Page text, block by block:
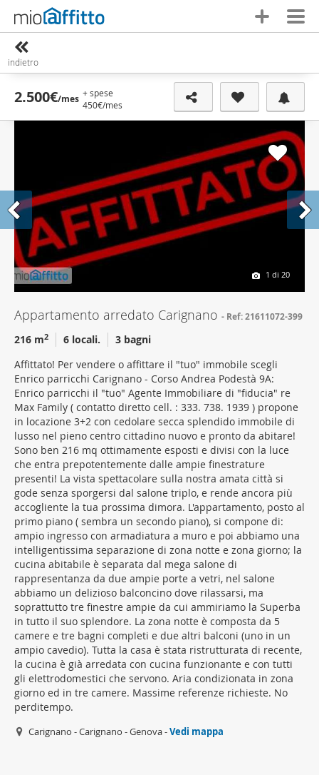
indietro
2.500€/mes
+ spese
450€/mes
1 di 20
Appartamento arredato Carignano Ref: 21611072-399
216 m2 6 locali.
3 bagni
Affittato! Per vendere o affittare il "tuo" immobile scegli
Enrico parricchi Carignano - Corso Andrea Podestà 9A:
Enrico parricchi il "tuo" Agente Immobiliare di "fiducia" re
Max Family ( contatto diretto cell. : 333. 738. 1939 ) propone
in locazione 3+2 con cedolare secca splendido immobile di
lusso nel pieno centro cittadino nuovo e pronto da abitare!
Sono ben 216 mq ottimamente esposti e divisi con la luce
che entra prepotentemente dalle ampie finestrature
presenti! La vista spettacolare sulla nostra amata città si
gode senza sporgersi dal salone triplo, e rende ancora più
accogliente la tua prossima dimora. L'appartamento, posto al
primo piano ( sembra un secondo piano), si compone di:
ampio ingresso con armadiatura a muro e poi abbiamo una
intelligentissima separazione di zona notte e zona giorno; la
cucina abitabile è separata dal mega salone di
rappresentanza da due ampie porte a vetri, nel salone
abbiamo un delizioso balconcino dove rilassarsi, ma
soprattutto tre finestre ampie da cui ammiriamo la Superba
in tutto il suo splendore. La zona notte è composta da 5
camere e tre bagni completi e due altri balconi (uno in un
ampio cavedio). Tutta la casa è stata ristrutturata di recente,
la cucina è già arredata con cucina funzionante e con tutti
gli elettrodomestici che servono. Aria condizionata in zona
giorno ed in tre camere. Massime referenze richieste. No
perditempo.
Carignano - Carignano - Genova -Vedi mappa